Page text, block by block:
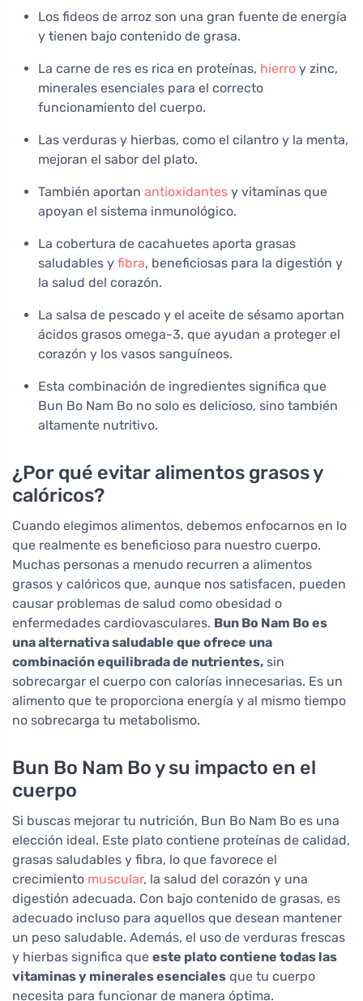
Los fideos de arroz son una gran fuente de energía
y tienen bajo contenido de grasa.
La carne de res es rica en proteínas, hierro y zinc,
minerales esenciales para el correcto
funcionamiento del cuerpo.
Las verduras y hierbas, como el cilantro y la menta,
mejoran el sabor del plato.
También aportan antioxidantes y vitaminas que
apoyan el sistema inmunológico.
La cobertura de cacahuetes aporta grasas
saludables y fibra, beneficiosas para la digestión y
la salud del corazón.
La salsa de pescado y el aceite de sésamo aportan
ácidos grasos omega-3, que ayudan a proteger el
corazón y los vasos sanguíneos.
Esta combinación de ingredientes significa que
Bun Bo Nam Bo no solo es delicioso, sino también
altamente nutritivo.
¿Por qué evitar alimentos grasos y
calóricos?
Cuando elegimos alimentos, debemos enfocarnos en lo
que realmente es beneficioso para nuestro cuerpo.
Muchas personas a menudo recurren a alimentos
grasos y calóricos que, aunque nos satisfacen, pueden
causar problemas de salud como obesidad o
enfermedades cardiovasculares. Bun Bo Nam Bo es
una alternativa saludable que ofrece una
combinación equilibrada de nutrientes, sin
sobrecargar el cuerpo con calorías innecesarias. Es un
alimento que te proporciona energía y al mismo tiempo
no sobrecarga tu metabolismo.
Bun Bo Nam Bo y su impacto en el
cuerpo
Si buscas mejorar tu nutrición, Bun Bo Nam Bo es una
elección ideal. Este plato contiene proteínas de calidad,
grasas saludables y fibra, lo que favorece el
crecimiento muscular, la salud del corazón y una
digestión adecuada. Con bajo contenido de grasas, es
adecuado incluso para aquellos que desean mantener
un peso saludable. Además, el uso de verduras frescas
y hierbas significa que este plato contiene todas las
vitaminas y minerales esenciales que tu cuerpo
necesita para funcionar de manera óptima.